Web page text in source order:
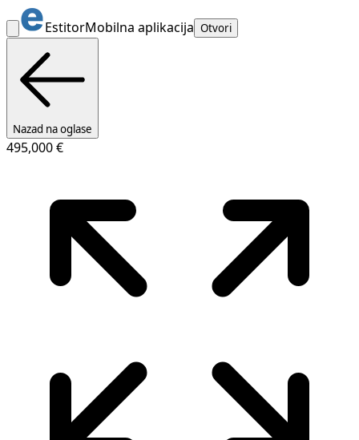
EstitorMobilna aplikacija Otvori
Nazad na oglase
495,000 €